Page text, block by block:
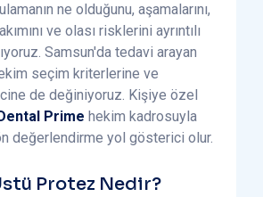
ne olduğunu, aşamalarını,
ve olası risklerini ayrıntılı
Samsun'da tedavi arayan
seçim kriterlerine ve
de değiniyoruz. Kişiye özel
Dental Prime hekim kadrosuyla
değerlendirme yol gösterici olur.
Protez Nedir?